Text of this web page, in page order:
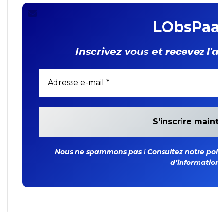
Inscrivez vous et recevez
Nous ne spammons pas ! Consultez notre